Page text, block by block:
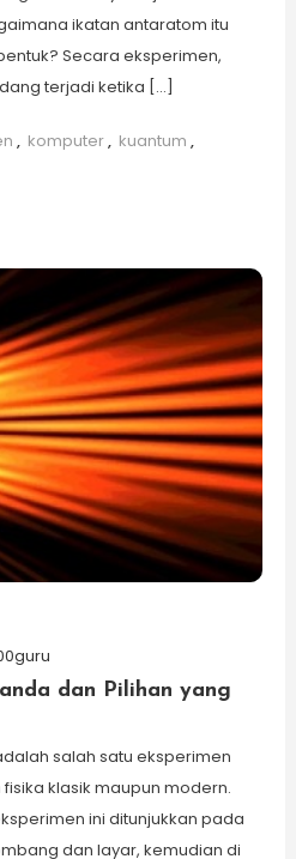
ikatan antaratom itu
Secara eksperimen,
terjadi ketika […]
, komputer, kuantum ,
dan Pilihan yang
salah satu eksperimen
klasik maupun modern.
ini ditunjukkan pada
dan layar, kemudian di